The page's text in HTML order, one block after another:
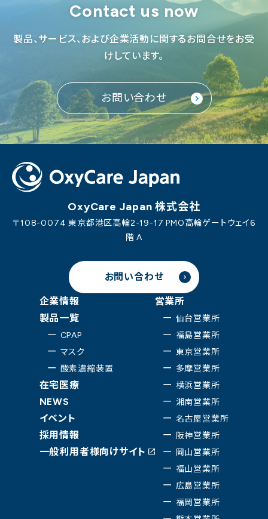
Contact us now
製品、サービス、および企業活動に関するお問合せをお受
けしています。
お問い合わせ
OxyCare Japan 株式会社
〒108-0074 東京都港区高輪2-19-17 PMO高輪ゲートウェイ6
階 A
お問い合わせ
企業情報
製品一覧
CPAP
マスク
酸素濃縮装置
在宅医療
NEWS
イベント
採用情報
一般利用者様向けサイト
営業所
仙台営業所
福島営業所
東京営業所
多摩営業所
横浜営業所
湘南営業所
名古屋営業所
阪神営業所
岡山営業所
福山営業所
広島営業所
福岡営業所